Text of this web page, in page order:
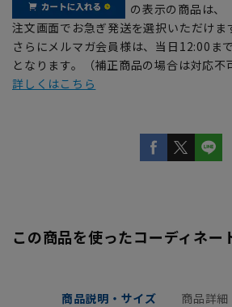
の表示の商品は、
注文画面でお急ぎ発送を選択いただけま
さらにメルマガ会員様は、当日12:00ま
となります。（補正商品の場合は対応不
詳しくはこちら
この商品を使ったコーディネー
商品説明・サイズ 商品詳細